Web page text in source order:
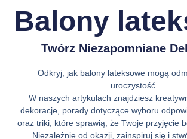
Balony
Twórz Niezapomniane
Odkryj, jak balony lateksowe mogą
uroczystość.
W naszych artykułach znajdziesz
dekoracje, porady dotyczące wyboru
oraz triki, które sprawią, że Twoje przyjęcie
Niezależnie od okazji, zainspiruj się i